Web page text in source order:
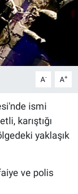
A- A+
ismi
karıştığı
yaklaşık
ve polis